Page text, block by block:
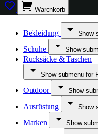
Warenkorb
Bekleidung Show
Schuhe Show
Rucksäcke & Taschen
Show submenu for
Outdoor Show
Ausrüstung Show
Marken Show